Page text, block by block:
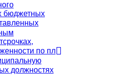
бюджетных
по пл
должностях